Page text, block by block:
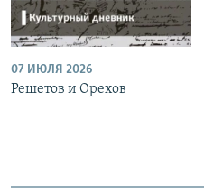
07 ИЮЛЯ 2026
Решетов и Орехов